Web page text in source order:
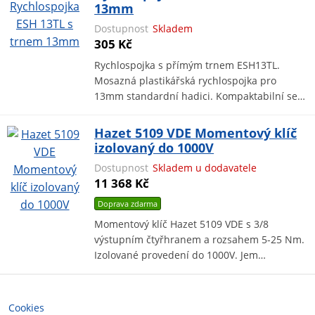
13mm
Dostupnost Skladem
305 Kč
Rychlospojka s přímým trnem ESH13TL.
Mosazná plastikářská rychlospojka pro
13mm standardní hadici. Kompaktabilní se…
Hazet 5109 VDE Momentový klíč
izolovaný do 1000V
Dostupnost Skladem u dodavatele
11 368 Kč
Doprava zdarma
Momentový klíč Hazet 5109 VDE s 3/8
výstupním čtyřhranem a rozsahem 5-25 Nm.
Izolované provedení do 1000V. Jem…
Cookies